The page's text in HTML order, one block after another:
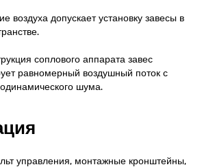
воздуха допускает установку завесы в
соплового аппарата завес
равномерный воздушный поток с
шума.
управления, монтажные кронштейны,